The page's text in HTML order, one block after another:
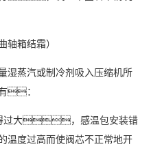
箱结霜）
汽或制冷剂吸入压缩机所
：
大，感温包安装错
度过高而使阀芯不正常地开